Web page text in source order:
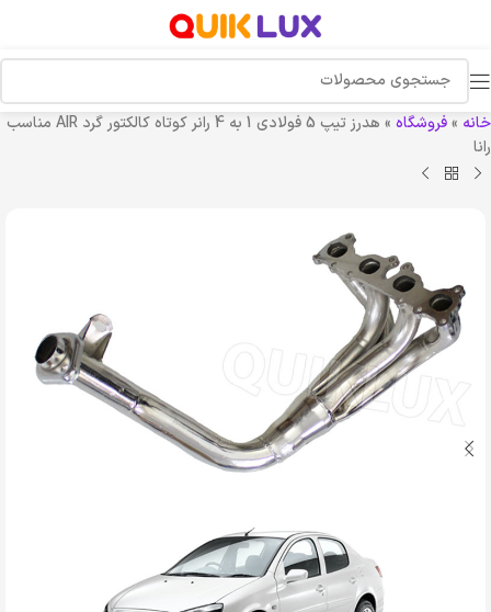
خانه »فروشگاه »
هدرز تیپ 5 فولادی 1 به 4 رانر کوتاه کالکتور گرد AIR مناسب
رانا